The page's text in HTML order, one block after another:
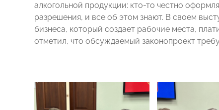
алкогольной продукции: кто-то честно
разрешения, и все об этом знают. В своем
бизнеса, который создает рабочие места,
отметил, что обсуждаемый законопроект